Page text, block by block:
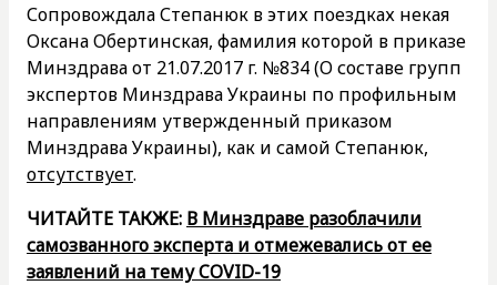
Сопровождала Степанюк в этих поездках некая
Оксана Обертинская, фамилия которой в приказе
Минздрава от 21.07.2017 г. №834 (О составе групп
экспертов Минздрава Украины по профильным
направлениям утвержденный приказом
Минздрава Украины), как и самой Степанюк,
отсутствует.
ЧИТАЙТЕ ТАКЖЕ: В Минздраве разоблачили
самозванного эксперта и отмежевались от ее
заявлений на тему COVID-19